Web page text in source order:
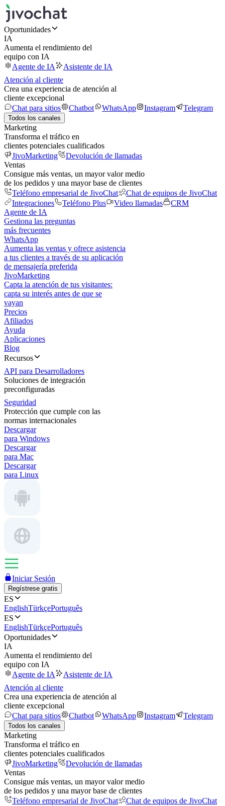
Oportunidades
IA
Aumenta el rendimiento del
equipo con IA
Agente de IA
Asistente de IA
Atención al cliente
Crea una experiencia de atención al
cliente excepcional
Chat para sitios
Chatbot WhatsApp Instagram Telegram
Todos los canales
Marketing
Transforma el tráfico en
clientes potenciales cualificados
JivoMarketing
Devolución de llamadas
Ventas
Consigue más ventas, un mayor valor medio
de los pedidos y una mayor base de clientes
Teléfono empresarial de JivoChat
Chat de equipos de JivoChat
Integraciones
Teléfono Plus Video llamadas
CRM
Agente de IA
Gestiona las preguntas
más frecuentes
WhatsApp
Aumenta las ventas y ofrece asistencia
a tus clientes a través de su aplicación
de mensajería preferida
JivoMarketing
Capta la atención de tus visitantes:
capta su interés antes de que se
vayan
Precios
Afiliados
Ayuda
Aplicaciones
Blog
Recursos
API para Desarrolladores
Soluciones de integración
preconfiguradas
Seguridad
Protección que cumple con las
normas internacionales
Descargar
para Windows
Descargar
para Mac
Descargar
para Linux
Iniciar Sesión
Regístrese gratis
ES
EnglishTürkçePortuguês
ES
EnglishTürkçePortuguês
Oportunidades
IA
Aumenta el rendimiento del
equipo con IA
Agente de IA
Asistente de IA
Atención al cliente
Crea una experiencia de atención al
cliente excepcional
Chat para sitios
Chatbot WhatsApp Instagram Telegram
Todos los canales
Marketing
Transforma el tráfico en
clientes potenciales cualificados
JivoMarketing
Devolución de llamadas
Ventas
Consigue más ventas, un mayor valor medio
de los pedidos y una mayor base de clientes
Teléfono empresarial de JivoChat
Chat de equipos de JivoChat